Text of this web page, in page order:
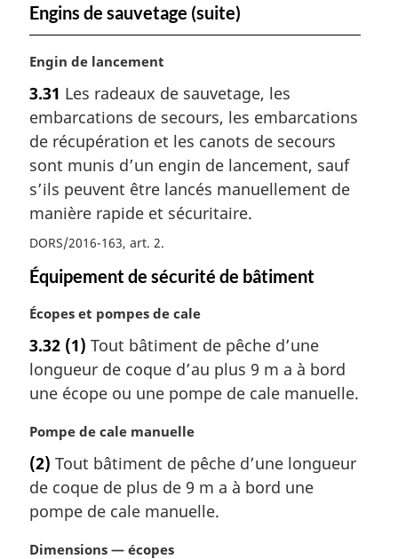
Engins de sauvetage (suite)
N
t
e
m
a
g
i
n
l
:
Engin de lancement
3.31 Les radeaux de sauvetage, les
embarcations de secours, les embarcations
de récupération et les canots de secours
sont munis d’un engin de lancement, sauf
s’ils peuvent être lancés manuellement de
manière rapide et sécuritaire.
DORS/2016-163, art. 2
Équipement de sécurité de bâtiment
N
t
e
m
r
i
n
a
e
Écopes et pompes de cale
3.32 (1) Tout bâtiment de pêche d’une
longueur de coque d’au plus 9 m a à bord
une écope ou une pompe de cale manuelle.
N
t
e
m
r
Pompe de cale manuelle
(2) Tout bâtiment de pêche d’une longueur
de coque de plus de 9 m a à bord une
pompe de cale manuelle.
N
Dimensions — écopes